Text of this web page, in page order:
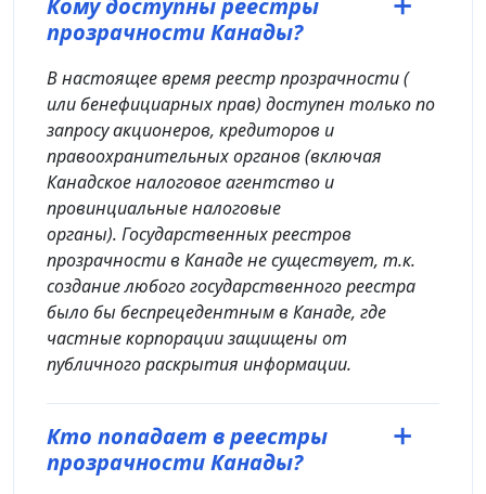
прозрачности Канады?
В настоящее время реестр прозрачности (
или бенефициарных прав) доступен только по
запросу акционеров, кредиторов и
правоохранительных органов (включая
Канадское налоговое агентство и
провинциальные налоговые
органы). Государственных реестров
прозрачности в Канаде не существует, т.к.
создание любого государственного реестра
было бы беспрецедентным в Канаде, где
частные корпорации защищены от
публичного раскрытия информации.
Кто попадает в реестры
прозрачности Канады?